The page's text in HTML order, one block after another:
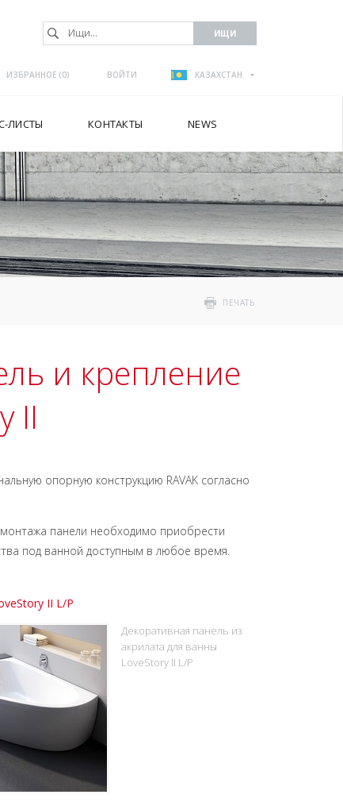
ИЗБРАННОЕ (0) ВОЙТИ КАЗАХСТАН
ЛИСТЫ КОНТАКТЫ NEWS
ПЕЧАТЬ
и крепление
II
опорную конструкцию RAVAK согласно
панели необходимо приобрести
под ванной доступным в любое время.
II L/P
Декоративная панель из
акрилата для ванны
LoveStory II L/P